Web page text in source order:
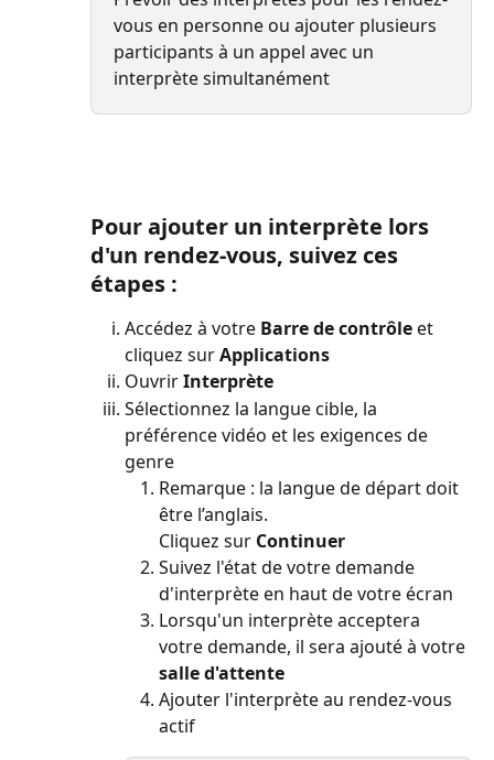
vous en personne ou ajouter plusieurs
participants à un appel avec un
interprète simultanément
Pour ajouter un interprète lors
d'un rendez-vous, suivez ces
étapes :
Accédez à votre Barre de contrôle et
cliquez sur Applications
Ouvrir Interprète
Sélectionnez la langue cible, la
préférence vidéo et les exigences de
genre
Remarque : la langue de départ doit
être l’anglais.
Cliquez sur Continuer
Suivez l'état de votre demande
d'interprète en haut de votre écran
Lorsqu'un interprète acceptera
votre demande, il sera ajouté à votre
salle d'attente
Ajouter l'interprète au rendez-vous
actif